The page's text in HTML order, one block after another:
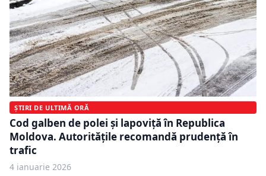
ȘTIRI DE ULTIMĂ ORĂ
Cod galben de polei și lapoviță în Republica
Moldova. Autoritățile recomandă prudență în
trafic
4 ianuarie 2026